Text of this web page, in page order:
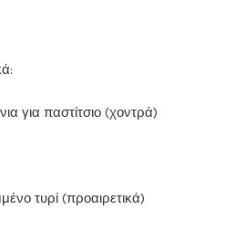
για παστίτσιο (χοντρά)
τυρί (προαιρετικά)